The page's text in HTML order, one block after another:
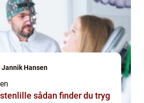
Jannik Hansen
finder du tryg